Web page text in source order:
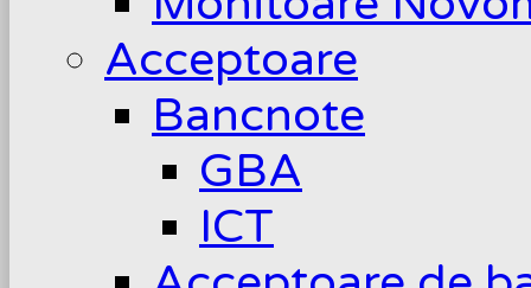
Acceptoare
Bancnote
GBA
ICT